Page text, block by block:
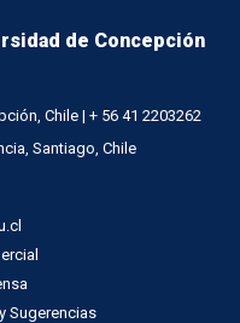
de Concepción
Chile | + 56 41 2203262
Santiago, Chile
Sugerencias